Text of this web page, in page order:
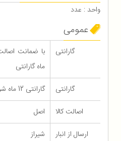
واحد : عدد
عمومی
گارانتی
ماه گارانتی
گارانتی
گارانتی 12 ماه شرکتی
اصالت کالا
اصل
ارسال از انبار
شیراز